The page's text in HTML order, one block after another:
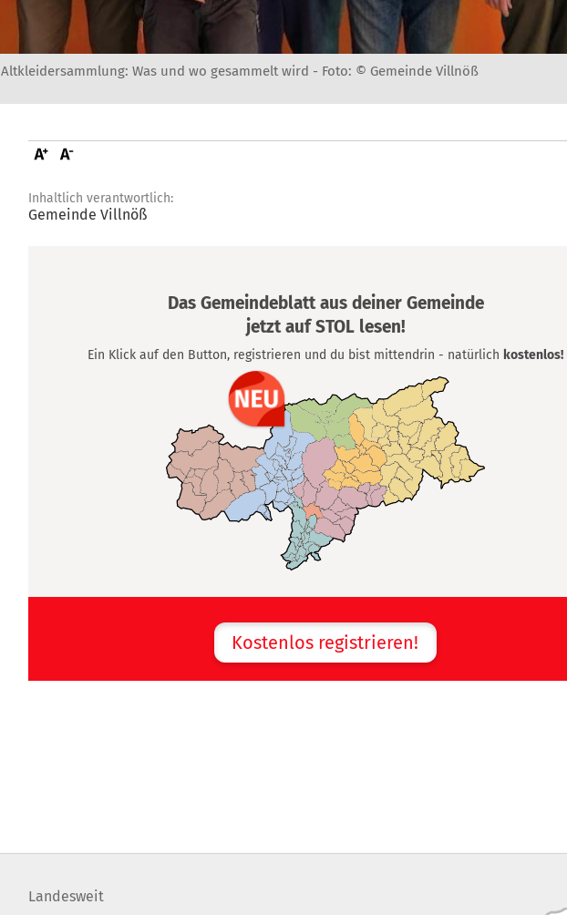
Altkleidersammlung: Was und wo gesammelt wird - Foto: © Gemeinde Villnöß
Inhaltlich verantwortlich:
Gemeinde Villnöß
Das Gemeindeblatt aus deiner Gemeinde
jetzt auf STOL lesen!
Ein Klick auf den Button, registrieren und du bist mittendrin - natürlich kostenlos!
Kostenlos registrieren!
Landesweit